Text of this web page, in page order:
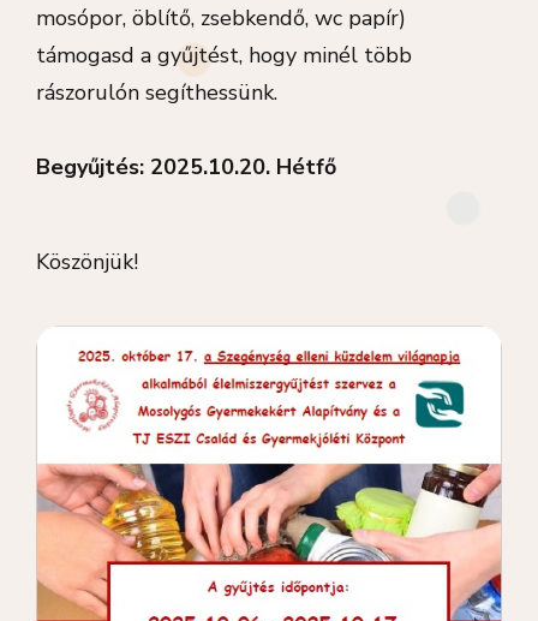
mosópor, öblítő, zsebkendő, wc papír)
támogasd a gyűjtést, hogy minél több
rászorulón segíthessünk.
Begyűjtés: 2025.10.20. Hétfő
Köszönjük!